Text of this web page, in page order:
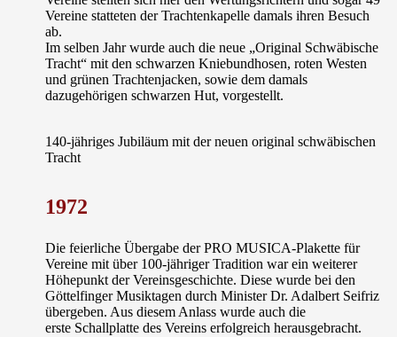
Vereine statteten derTrachtenkapelle damals ihren Besuch
ab.
Im selben Jahr wurde auch die neue „Original Schwäbische
Tracht“ mit den schwarzen Kniebundhosen, roten Westen
und grünen Trachtenjacken, sowie dem damals
dazugehörigen schwarzen Hut, vorgestellt.
140-jähriges Jubiläum mit der neuen original schwäbischen
Tracht
1972
Die feierliche Übergabe derPRO MUSICA-Plakette für
Vereine mit über 100-jähriger Tradition war ein weiterer
Höhepunkt der Vereinsgeschichte. Diese wurde bei den
Göttelfinger Musiktagen durch Minister Dr. Adalbert Seifriz
übergeben. Aus diesem Anlass wurde auch die
erste Schallplattedes Vereins erfolgreich herausgebracht.